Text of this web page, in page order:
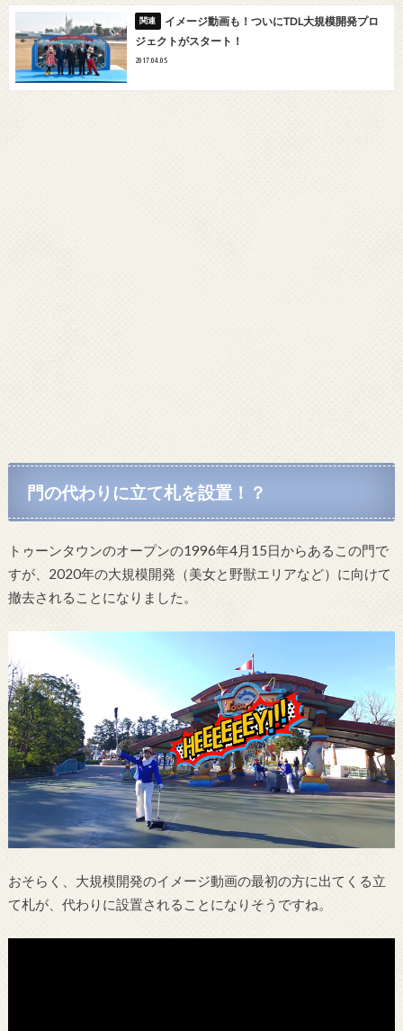
イメージ動画も！ついにTDL大規模開発プロ
ジェクトがスタート！
2017.04.05
門の代わりに立て札を設置！？
トゥーンタウンのオープンの1996年4月15日からあるこの門で
すが、2020年の大規模開発（美女と野獣エリアなど）に向けて
撤去されることになりました。
おそらく、大規模開発のイメージ動画の最初の方に出てくる立
て札が、代わりに設置されることになりそうですね。